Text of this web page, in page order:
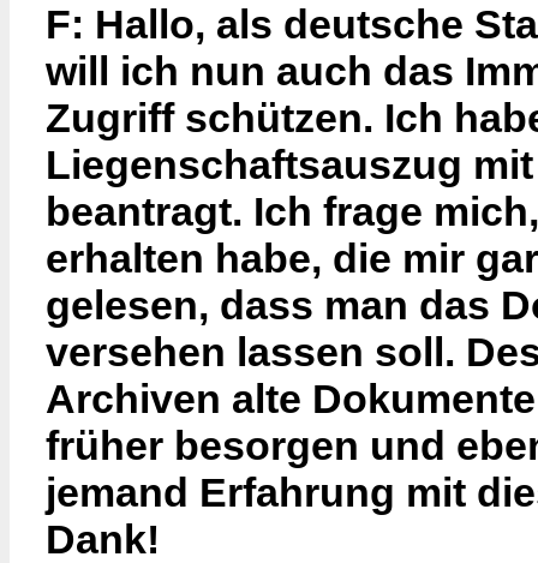
F: Hallo, als deutsche
will ich nun auch das
Zugriff schützen. Ich
Liegenschaftsauszug
beantragt. Ich frage
erhalten habe, die mir
gelesen, dass man das
versehen lassen soll.
Archiven alte
früher besorgen und
jemand Erfahrung mit
Dank!